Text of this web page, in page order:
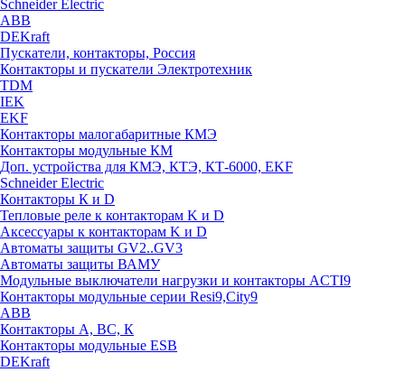
Schneider Electric
ABB
DEKraft
Пускатели, контакторы, Россия
Контакторы и пускатели Электротехник
TDM
IEK
EKF
Контакторы малогабаритные КМЭ
Контакторы модульные КМ
Доп. устройства для КМЭ, КТЭ, КТ-6000, EKF
Schneider Electric
Контакторы К и D
Тепловые реле к контакторам K и D
Аксессуары к контакторам K и D
Автоматы защиты GV2..GV3
Автоматы защиты ВАМУ
Модульные выключатели нагрузки и контакторы ACTI9
Контакторы модульные серии Resi9,City9
ABB
Контакторы А, ВС, К
Контакторы модульные ESB
DEKraft